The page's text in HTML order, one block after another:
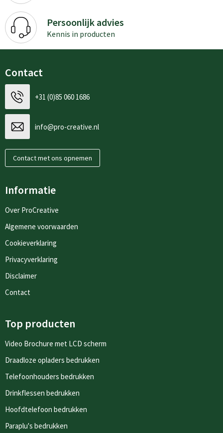
Persoonlijk advies
Kennis in producten
Contact
+31 (0)85 060 1686
info@pro-creative.nl
Contact met ons opnemen
Informatie
Over ProCreative
Algemene voorwaarden
Cookieverklaring
Privacyverklaring
Disclaimer
Contact
Top producten
Video Brochure met LCD scherm
Draadloze opladers bedrukken
Telefoonhouders bedrukken
Drinkflessen bedrukken
Hoofdtelefoon bedrukken
Paraplu's bedrukken